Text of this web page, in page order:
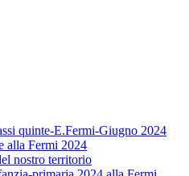
quinte-E.Fermi-Giugno 2024
alla Fermi 2024
nostro territorio